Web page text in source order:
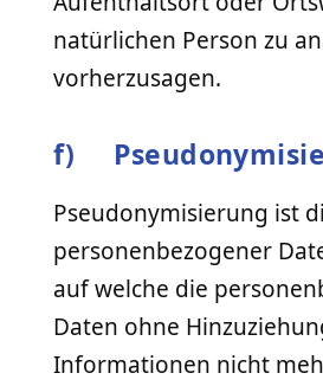
natürlichen Person zu
vorherzusagen.
f)
Pseudonymisierung ist
personenbezogener
auf welche die
Daten ohne
Informationen nicht